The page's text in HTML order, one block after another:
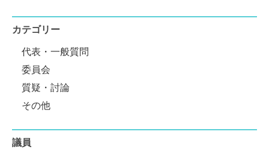
カテゴリー
代表・一般質問
委員会
質疑・討論
その他
議員